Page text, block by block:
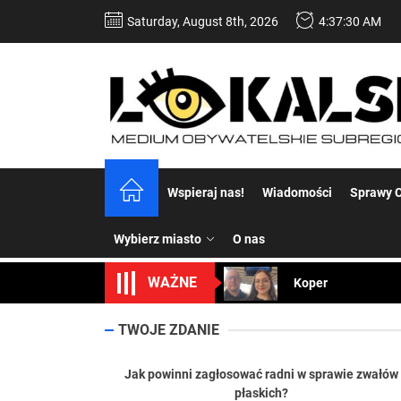
Saturday, August 8th, 2026 4:37:31 AM
Wspieraj nas! Wiadomości Sprawy
Wybierz miasto O nas
WAŻNE
Koper – część 2.
Uwaga Dębieńsko
TWOJE ZDANIE
Jak powinni zagłosować radni w sprawie zwałów
płaskich?